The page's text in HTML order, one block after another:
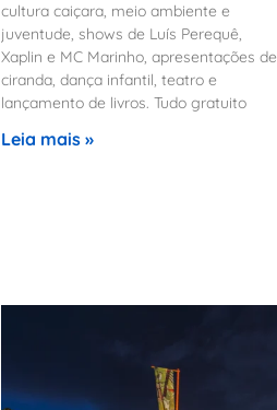
cultura caiçara, meio ambiente e
juventude, shows de Luís Perequê,
Xaplin e MC Marinho, apresentações de
ciranda, dança infantil, teatro e
lançamento de livros. Tudo gratuito
Leia mais »